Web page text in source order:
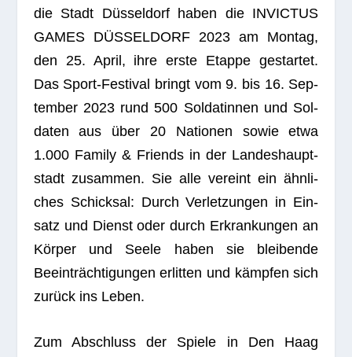
die Stadt Düs­sel­dorf haben die INVICTUS
GAMES DÜSSELDORF 2023 am Mon­tag,
den 25. April, ihre erste Etappe gestar­tet.
Das Sport-Fes­ti­val bringt vom 9. bis 16. Sep­
tem­ber 2023 rund 500 Sol­da­tin­nen und Sol­
da­ten aus über 20 Natio­nen sowie etwa
1.000 Family & Fri­ends in der Lan­des­haupt­
stadt zusam­men. Sie alle ver­eint ein ähn­li­
ches Schick­sal: Durch Ver­let­zun­gen in Ein­
satz und Dienst oder durch Erkran­kun­gen an
Kör­per und Seele haben sie blei­bende
Beein­träch­ti­gun­gen erlit­ten und kämp­fen sich
zurück ins Leben.
Zum Abschluss der Spiele in Den Haag